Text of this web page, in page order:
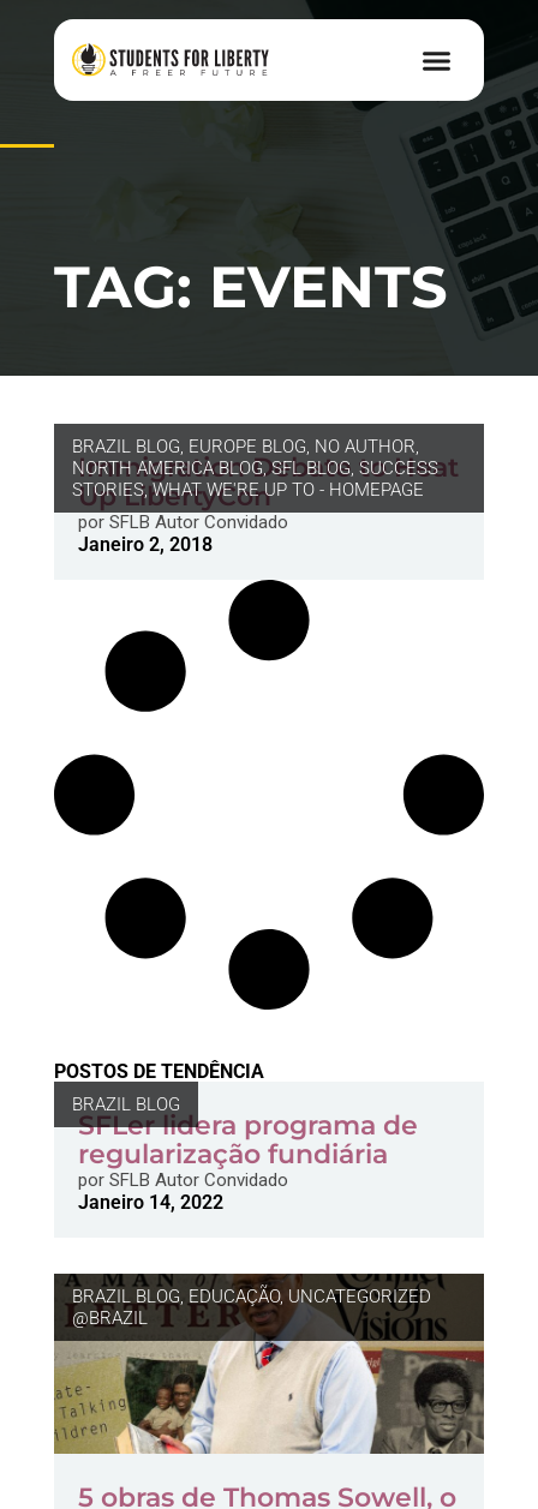
TAG: EVENTS
BRAZIL BLOG, EUROPE BLOG, NO AUTHOR,
NORTH AMERICA BLOG,SFL BLOG, SUCCESS
STORIES,WHAT WE'RE UP TO - HOMEPAGE
Immigration Debate to Heat
Up LibertyCon
porSFLB Autor Convidado
Janeiro 2, 2018
POSTOS DE TENDÊNCIA
BRAZIL BLOG
SFLer lidera programa de
regularização fundiária
porSFLB Autor Convidado
Janeiro 14, 2022
BRAZIL BLOG, EDUCAÇÃO, UNCATEGORIZED
@BRAZIL
5 obras de Thomas Sowell, o